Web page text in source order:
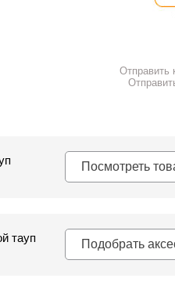
Отправить
Посмотреть
Подобрать
тауп